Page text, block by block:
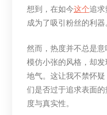
想到，在如今这个追求
成为了吸引粉丝的利器
然而，热度并不总是
模仿小张的风格，却
地气。这让我不禁怀疑
们是否过于追求表面
度与真实性。